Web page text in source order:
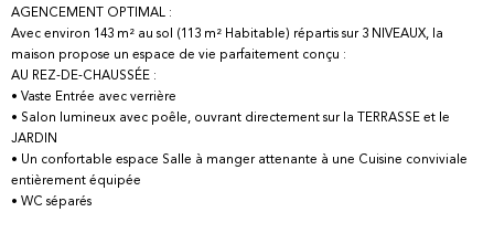
AGENCEMENT OPTIMAL :
Avec environ 143 m² au sol (113 m² Habitable) répartis sur 3 NIVEAUX, la
maison propose un espace de vie parfaitement conçu :
AU REZ-DE-CHAUSSÉE :
• Vaste Entrée avec verrière
• Salon lumineux avec poêle, ouvrant directement sur la TERRASSE et le
JARDIN
• Un confortable espace Salle à manger attenante à une Cuisine conviviale
entièrement équipée
• WC séparés